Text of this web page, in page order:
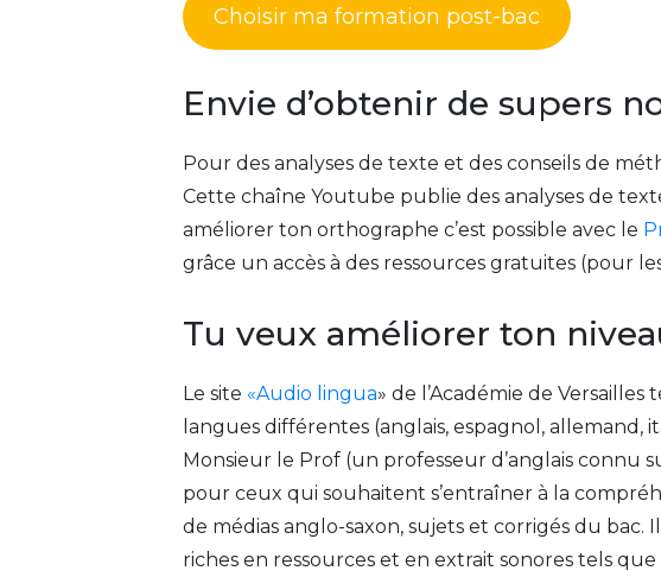
Choisir ma formation post-bac
Envie d’obtenir de supers
Pour des analyses de texte et des conseils de
Cette chaîne Youtube publie des analyses de
améliorer ton orthographe c’est possible avec le
grâce un accès à des ressources gratuites (pour
Tu veux améliorer ton
Le site «Audio lingua» de l’Académie de
langues différentes (anglais, espagnol, allemand,
Monsieur le Prof (un professeur d’anglais connu
pour ceux qui souhaitent s’entraîner à la
de médias anglo-saxon, sujets et corrigés du
riches en ressources et en extrait sonores tels